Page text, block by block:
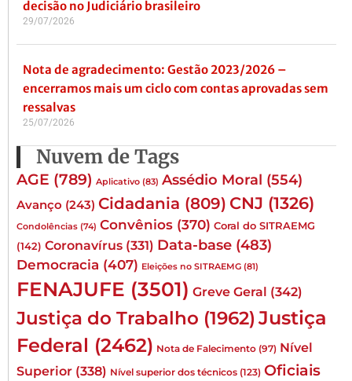
decisão no Judiciário brasileiro
29/07/2026
Nota de agradecimento: Gestão 2023/2026 –
encerramos mais um ciclo com contas aprovadas sem
ressalvas
25/07/2026
Nuvem de Tags
AGE (789) Aplicativo (83) Assédio Moral (554)
Avanço (243) Cidadania (809) CNJ (1326)
Condolências (74) Convênios (370) Coral do SITRAEMG
(142) Coronavírus (331) Data-base (483)
Democracia (407) Eleições no SITRAEMG (81)
FENAJUFE (3501) Greve Geral (342)
Justiça do Trabalho (1962) Justiça
Federal (2462) Nota de Falecimento (97) Nível
Superior (338) Nível superior dos técnicos (123) Oficiais